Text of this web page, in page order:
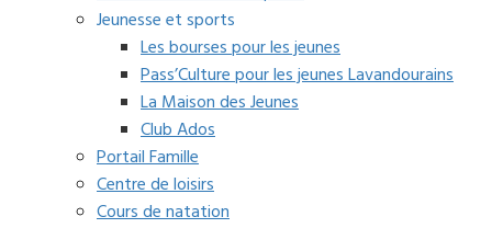
Jeunesse et sports
Les bourses pour les jeunes
Pass’Culture pour les jeunes Lavandourains
La Maison des Jeunes
Club Ados
Portail Famille
Centre de loisirs
Cours de natation